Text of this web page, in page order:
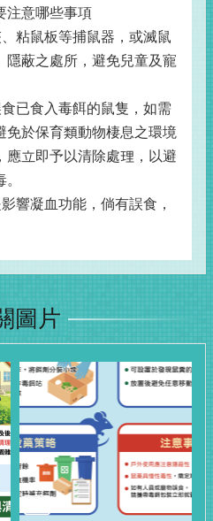
注意哪些事項
粘鼠板等捕鼠器，或滅鼠
隱蔽之處所，避免兒童及寵
已食入毒餌的鼠隻，如需
免於保育類動物棲息之環境
應立即予以清除處理，以避
響凝血功能，倘有誤食，
圖片